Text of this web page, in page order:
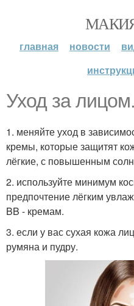
главная новости
Уход за лицом.
1. меняйте уход в
кремы, которые защитят
лёгкие, с повышенным
2. используйте минимум
предпочтение лёгким
BB - кремам.
3. если у вас сухая кожа
румяна и пудру.